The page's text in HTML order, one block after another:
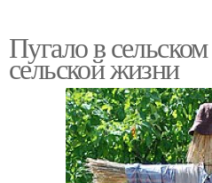
Пугало в
сельской жизни